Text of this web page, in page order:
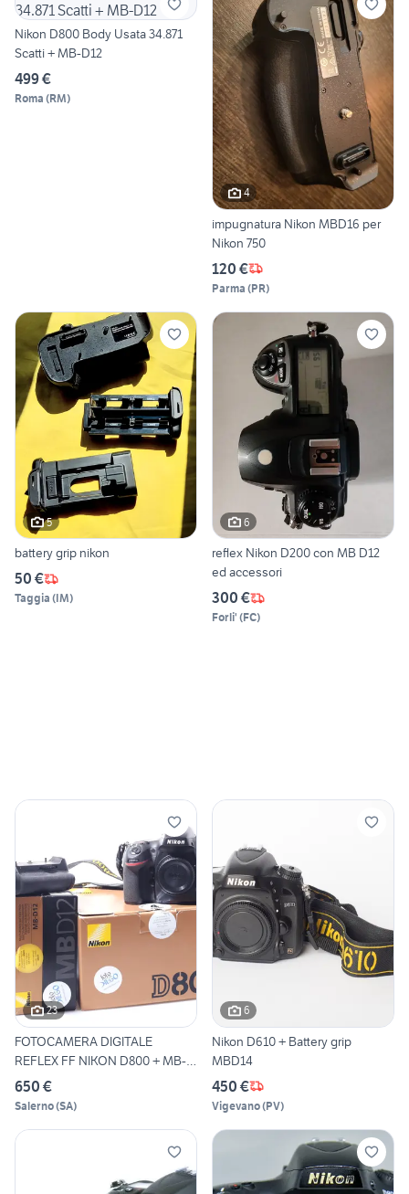
Nikon D800 Body Usata 34.871
Scatti + MB-D12
499 €
Roma (RM)
4
impugnatura Nikon MBD16 per
Nikon 750
120 €
Parma (PR)
5
battery grip nikon
50 €
Taggia (IM)
6
reflex Nikon D200 con MB D12
ed accessori
300 €
Forli' (FC)
23
FOTOCAMERA DIGITALE
REFLEX FF NIKON D800 + MB-
D12.
650 €
Salerno(SA)
6
Nikon D610 + Battery grip
MBD14
450 €
Vigevano(PV)